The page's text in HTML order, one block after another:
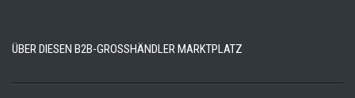
ÜBER DIESEN B2B-GROSSHÄNDLER MARKTPLATZ